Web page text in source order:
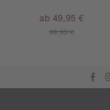
99,95 €
ab 49,95 €